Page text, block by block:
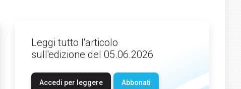
Leggi tutto l'articolo
sull'edizione del 05.06.2026
Accedi per leggere Abbonati